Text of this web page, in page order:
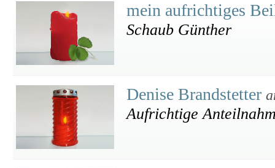
mein aufrichtiges
Schaub Günther
Denise Brandstetter
Aufrichtige